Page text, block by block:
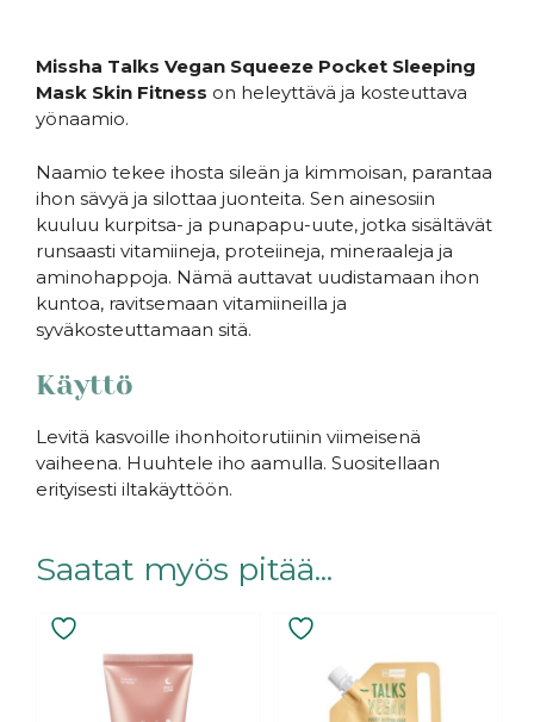
Missha Talks Vegan Squeeze Pocket Sleeping
Mask Skin Fitness on heleyttävä ja kosteuttava
yönaamio.
Naamio tekee ihosta sileän ja kimmoisan, parantaa
ihon sävyä ja silottaa juonteita. Sen ainesosiin
kuuluu kurpitsa- ja punapapu-uute, jotka sisältävät
runsaasti vitamiineja, proteiineja, mineraaleja ja
aminohappoja. Nämä auttavat uudistamaan ihon
kuntoa, ravitsemaan vitamiineilla ja
syväkosteuttamaan sitä.
Käyttö
Levitä kasvoille ihonhoitorutiinin viimeisenä
vaiheena. Huuhtele iho aamulla. Suositellaan
erityisesti iltakäyttöön.
Saatat myös pitää...